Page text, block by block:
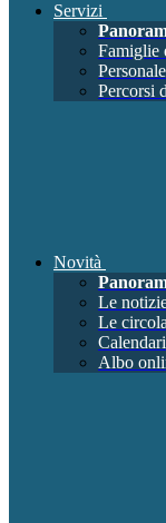
Servizi
Famiglie
Percorsi
Novità
Le
Le
Albo